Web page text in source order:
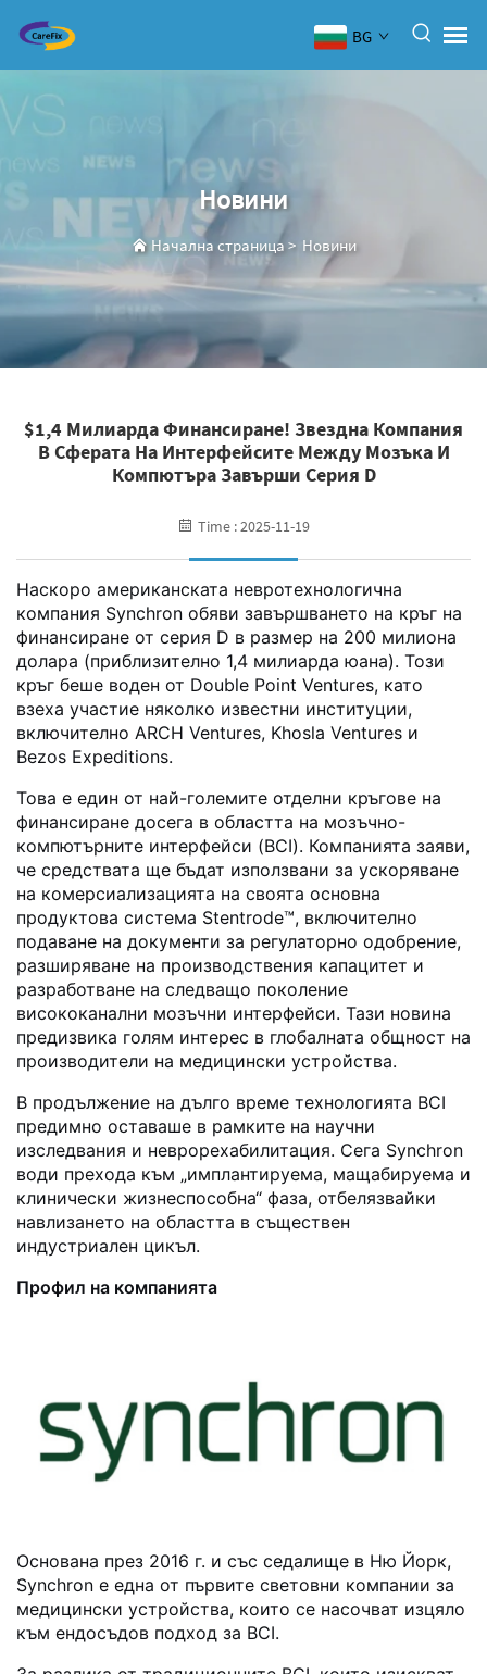
BG
Новини
Начална страница > Новини
$1,4 Милиарда Финансиране! Звездна Компания
В Сферата На Интерфейсите Между Мозъка И
Компютъра Завърши Серия D
Time : 2025-11-19
Наскоро американската невротехнологична
компания Synchron обяви завършването на кръг на
финансиране от серия D в размер на 200 милиона
долара (приблизително 1,4 милиарда юана). Този
кръг беше воден от Double Point Ventures, като
взеха участие няколко известни институции,
включително ARCH Ventures, Khosla Ventures и
Bezos Expeditions.
Това е един от най-големите отделни кръгове на
финансиране досега в областта на мозъчно-
компютърните интерфейси (BCI). Компанията заяви,
че средствата ще бъдат използвани за ускоряване
на комерсиализацията на своята основна
продуктова система Stentrode™, включително
подаване на документи за регулаторно одобрение,
разширяване на производствения капацитет и
разработване на следващо поколение
висококанални мозъчни интерфейси. Тази новина
предизвика голям интерес в глобалната общност на
производители на медицински устройства.
В продължение на дълго време технологията BCI
предимно оставаше в рамките на научни
изследвания и неврорехабилитация. Сега Synchron
води прехода към „имплантируема, мащабируема и
клинически жизнеспособна“ фаза, отбелязвайки
навлизането на областта в съществен
индустриален цикъл.
Профил на компанията
Основана през 2016 г. и със седалище в Ню Йорк,
Synchron е една от първите световни компании за
медицински устройства, които се насочват изцяло
към ендосъдов подход за BCI.